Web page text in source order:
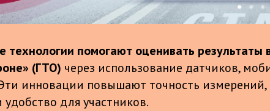
технологии помогают оценивать результаты
(ГТО) через использование датчиков,
инновации повышают точность измерений,
для участников.